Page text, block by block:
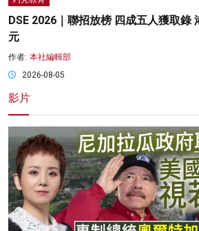
DSE 2026｜聯招放榜 四成五人獲取錄
元
作者: 本社編輯部
2026-08-05
影片